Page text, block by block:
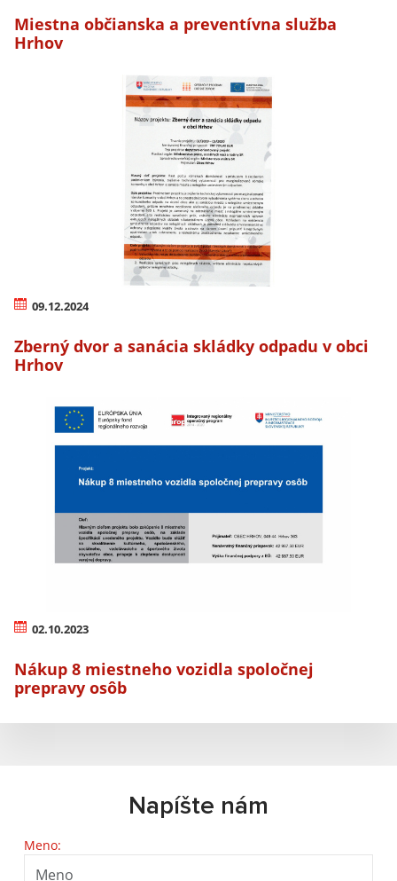
Miestna občianska a preventívna služba
Hrhov
09.12.2024
Zberný dvor a sanácia skládky odpadu v obci
Hrhov
02.10.2023
Nákup 8 miestneho vozidla spoločnej
prepravy osôb
Napíšte nám
Meno: